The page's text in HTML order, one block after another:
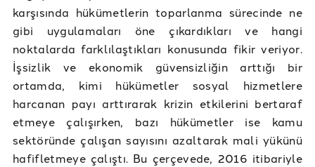
karşısında hükümetlerin toparlanma sürecinde ne
gibi uygulamaları öne çıkardıkları ve hangi
noktalarda farklılaştıkları konusunda fikir veriyor.
İşsizlik ve ekonomik güvensizliğin arttığı bir
ortamda, kimi hükümetler sosyal hizmetlere
harcanan payı arttırarak krizin etkilerini bertaraf
etmeye çalışırken, bazı hükümetler ise kamu
sektöründe çalışan sayısını azaltarak mali yükünü
hafifletmeye çalıştı. Bu çerçevede, 2016 itibariyle